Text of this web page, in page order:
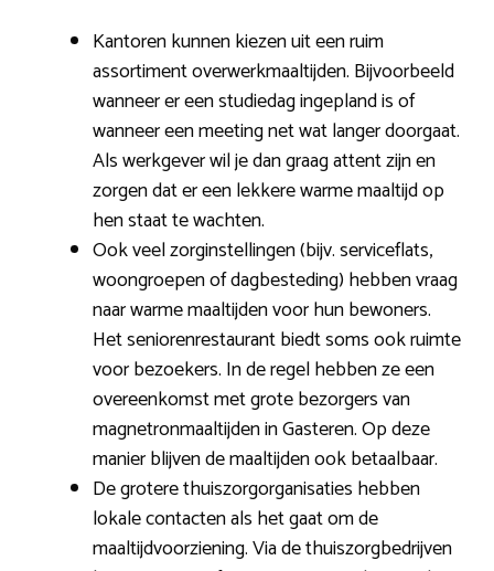
Kantoren kunnen kiezen uit een ruim
assortiment overwerkmaaltijden. Bijvoorbeeld
wanneer er een studiedag ingepland is of
wanneer een meeting net wat langer doorgaat.
Als werkgever wil je dan graag attent zijn en
zorgen dat er een lekkere warme maaltijd op
hen staat te wachten.
Ook veel zorginstellingen (bijv. serviceflats,
woongroepen of dagbesteding) hebben vraag
naar warme maaltijden voor hun bewoners.
Het seniorenrestaurant biedt soms ook ruimte
voor bezoekers. In de regel hebben ze een
overeenkomst met grote bezorgers van
magnetronmaaltijden in Gasteren. Op deze
manier blijven de maaltijden ook betaalbaar.
De grotere thuiszorgorganisaties hebben
lokale contacten als het gaat om de
maaltijdvoorziening. Via de thuiszorgbedrijven